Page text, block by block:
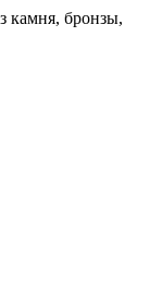
камня, бронзы,